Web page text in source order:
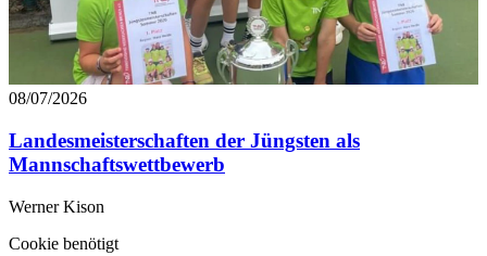
08/07/2026
Landesmeisterschaften der Jüngsten als
Mannschaftswettbewerb
Werner Kison
Cookie benötigt